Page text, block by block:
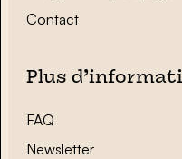
Contact
Plus
FAQ
Newsletter